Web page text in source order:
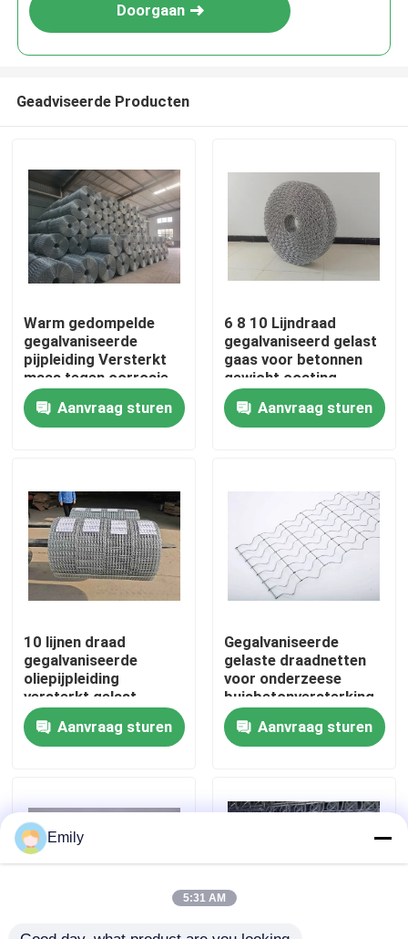
Huis
Over ons
Fabriekstocht
Kwaliteitscontrole
Neem contact met ons op
Gevallen
Het geperforeerde Netwerk van de Metaaldraad
Doorgaan
Geadviseerde Producten
Warm gedompelde
gegalvaniseerde
pijpleiding Versterkt
maas tegen corrosie
Zwaar werk
Aanvraag sturen
6 8 10 Lijndraad
gegalvaniseerd gelast
gaas voor betonnen
gewicht coating
Aanvraag sturen
10 lijnen draad
gegalvaniseerde
oliepijpleiding
versterkt gelast
draadnet voor
offshoreAanvraag sturen
Gegalvaniseerde
gelaste draadnetten
voor onderzeese
buisbetonversterking
Aanvraag sturen
Emily
5:31 AM